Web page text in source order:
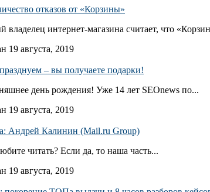
отказов от «Корзины»
интернет-магазина считает, что
19 августа, 2019
– вы получаете подарки!
день рождения! Уже 14 лет SEOnews по...
19 августа, 2019
Андрей Калинин (Mail.ru Group)
читать? Если да, то наша часть...
19 августа, 2019